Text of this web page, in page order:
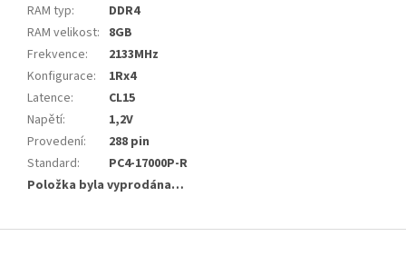
RAM typ:
DDR4
RAM velikost: 8GB
Frekvence:
2133MHz
Konfigurace:
1Rx4
Latence:
CL15
Napětí:
1,2V
Provedení:
288 pin
Standard:
PC4-17000P-R
Položka byla vyprodána…